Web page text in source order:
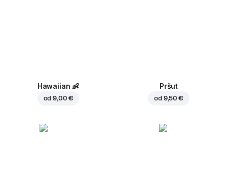
Hawaiian 👶
od9,00 €
Pršut
od 9,50 €